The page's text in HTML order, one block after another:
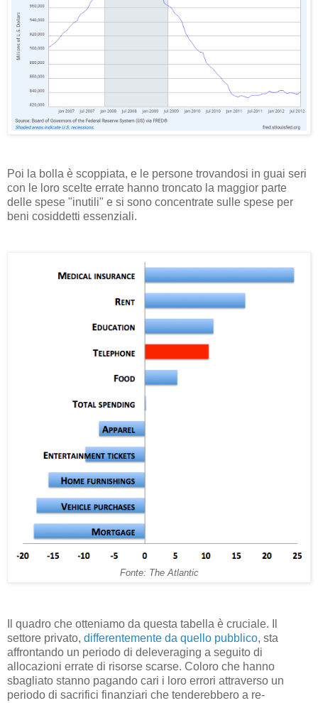
Poi la bolla è scoppiata, e le persone trovandosi in guai seri
con le loro scelte errate hanno troncato la maggior parte
delle spese "inutili" e si sono concentrate sulle spese per
beni cosiddetti essenziali.
Fonte: The Atlantic
Il quadro che otteniamo da questa tabella è cruciale. Il
settore privato, differentemente da quello pubblico, sta
affrontando un periodo di deleveraging a seguito di
allocazioni errate di risorse scarse. Coloro che hanno
sbagliato stanno pagando cari i loro errori attraverso un
periodo di sacrifici finanziari che tenderebbero a re-